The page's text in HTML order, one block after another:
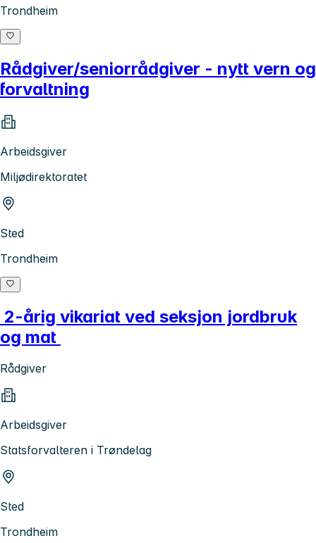
Trondheim
Rådgiver/seniorrådgiver - nytt vern og
forvaltning
Arbeidsgiver
Miljødirektoratet
Sted
Trondheim
2-årig vikariat ved seksjon jordbruk
og mat
Rådgiver
Arbeidsgiver
Statsforvalteren i Trøndelag
Sted
Trondheim